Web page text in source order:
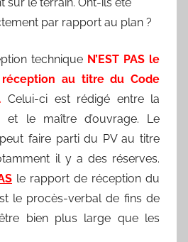
par rapport au plan ?
technique N’EST PAS le
au titre du Code
Celui-ci est rédigé entre la
et le maître d’ouvrage. Le
faire parti du PV au titre
il y a des réserves.
le rapport de réception du
le procès-verbal de fins de
bien plus large que les